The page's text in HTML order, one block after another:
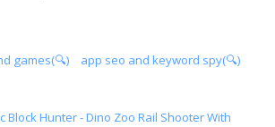
games(🔍)
app seo and keyword spy(🔍)
Block Hunter - Dino Zoo Rail Shooter With